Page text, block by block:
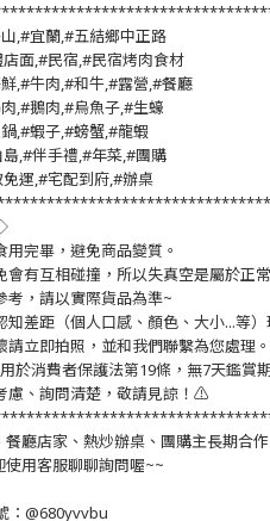
,#宜蘭,#五結鄉中正路
面,#民宿,#民宿烤肉食材
,#牛肉,#和牛,#露營,#餐廳
,#鵝肉,#烏魚子,#生蠔
,#蝦子,#螃蟹,#龍蝦
,#伴手禮,#年菜,#團購
運,#宅配到府,#辦桌
完畢，避免商品變質。
有互相碰撞，所以失真空是屬於正常
，請以實際貨品為準~
知差距（個人口感、顏色、大小...等）
請立即拍照，並和我們聯繫為您處理。
於消費者保護法第19條，無7天鑑賞
慮、詢問清楚，敬請見諒！⚠️
廳店家、熱炒辦桌、團購主長期合作
用客服聊聊詢問喔~~
：@680yvvbu